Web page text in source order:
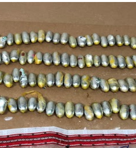
213,355 galones de
más de RD 57 millones en
beneficiados con jornada
decidió no seguir en la
la situación económica y
Servicio Militar Voluntario